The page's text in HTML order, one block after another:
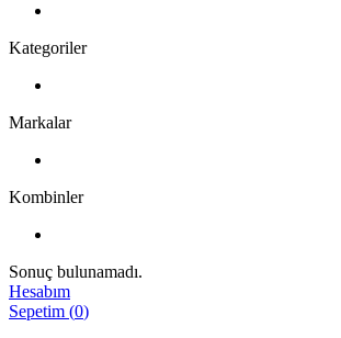
Kategoriler
Markalar
Kombinler
Sonuç bulunamadı.
Hesabım
Sepetim (0)